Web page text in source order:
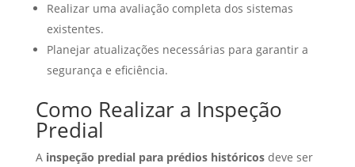
Realizar uma avaliação completa dos sistemas
existentes.
Planejar atualizações necessárias para garantir a
segurança e eficiência.
Como Realizar a Inspeção
Predial
A inspeção predial para prédios históricosdeve ser